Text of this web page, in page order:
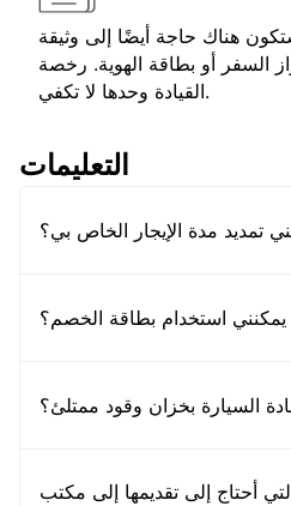
هناك حاجة أيضًا إلى وثيقة
السفر أو بطاقة الهوية. رخصة
القيادة وحدها لا تكفي.
التعليمات
تمديد مدة الإيجار الخاص بي؟
استخدام بطاقة الخصم؟
السيارة بخزان وقود ممتلئ؟
أحتاج إلى تقديمها إلى مكتب